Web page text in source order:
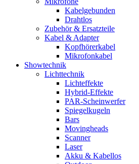
Kabelgebunden
Drahtlos
Zubehör & Ersatzteile
Kabel & Adapter
Kopfhörerkabel
Mikrofonkabel
Showtechnik
Lichttechnik
Lichteffekte
Hybrid-Effekte
PAR-Scheinwerfer
Spiegelkugeln
Bars
Movingheads
Scanner
Laser
Akku & Kabellos